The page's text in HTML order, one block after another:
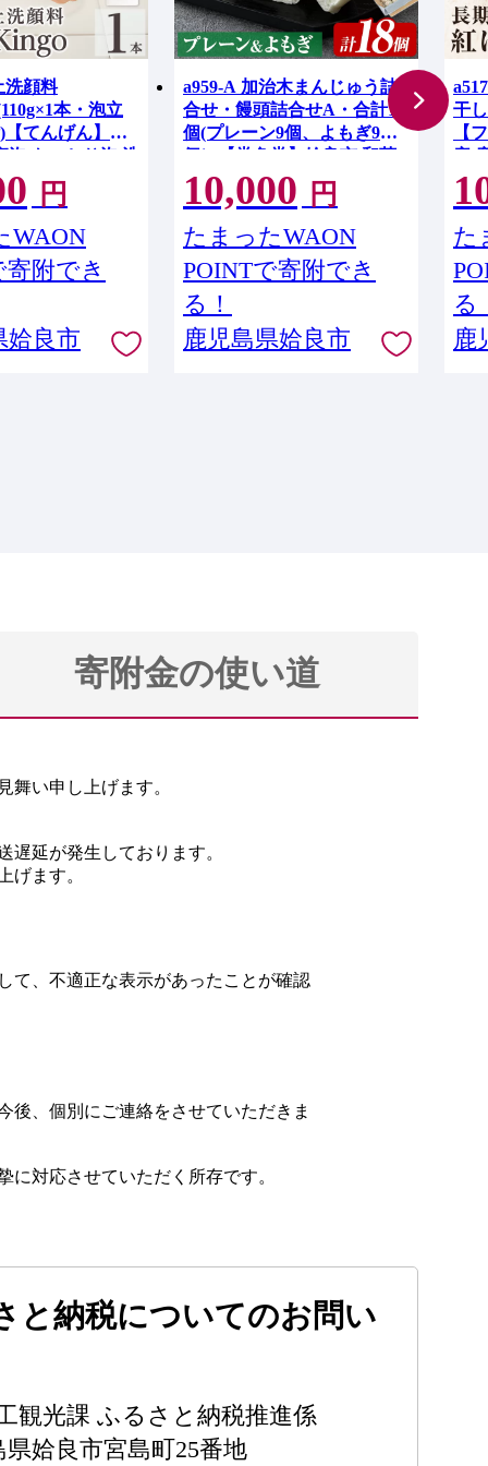
洗顔料
本・泡立
【てんげん】姶
泡 もっちり泡 洗
顔フォーム きん
円
WAON
寄附でき
姶良市
a959-A 加治木まんじゅう詰
合せ・饅頭詰合せA・合計18
個(プレーン9個、よもぎ9
個）【堂免堂】姶良市 和菓
子 まんじゅう 饅頭 加治木饅
頭 酒まんじゅう 手づくり お
菓子 おやつ スイーツ デザー
ト お茶請け お茶菓子 郷土菓
子 セット 詰め合わせ 冷凍
10,000 円
たまったWAON
POINTで寄附でき
る！
鹿児島県姶良市
干
【
産
る
ツ
料
イ
た
る
鹿
舞い申し上げます。
延が発生しております。
げます。
て、不適正な表示があったことが確認
後、個別にご連絡をさせていただきま
対応させていただく所存です。
寄附金の使い道
納税についてのお問い
光課 ふるさと納税推進係
姶良市宮島町25番地